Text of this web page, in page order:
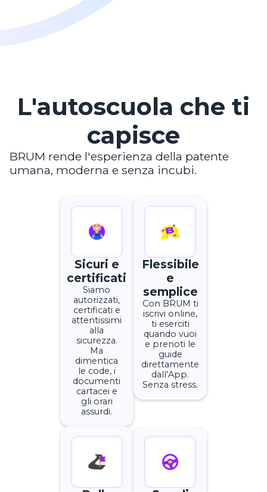
L'autoscuola che ti
capisce
BRUM rende l'esperienza della patente
umana, moderna e senza incubi.
Sicuri e
certificati
Siamo
autorizzati,
certificati e
attentissimi
alla
sicurezza.
Ma
dimentica
le code, i
documenti
cartacei e
gli orari
assurdi.
Flessibile
e
semplice
Con BRUM ti
iscrivi online,
ti eserciti
quando vuoi
e prenoti le
guide
direttamente
dall’App.
Senza stress.